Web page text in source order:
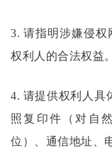
3. 请指明涉嫌侵权
权利人的合法权益。
4. 请提供权利人具
照复印件（对自
位）、通信地址、